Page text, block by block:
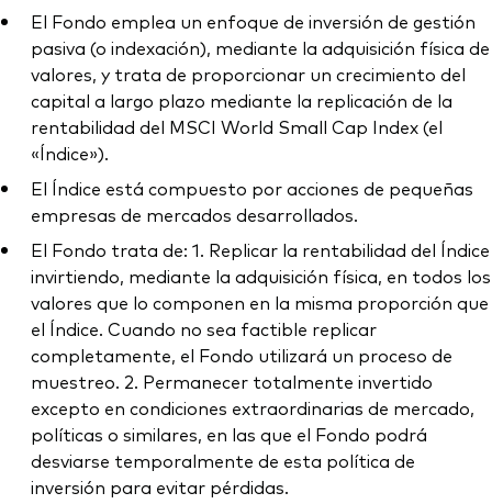
El Fondo emplea un enfoque de inversión de gestión
pasiva (o indexación), mediante la adquisición física de
valores, y trata de proporcionar un crecimiento del
capital a largo plazo mediante la replicación de la
rentabilidad del MSCI World Small Cap Index (el
«Índice»).
El Índice está compuesto por acciones de pequeñas
empresas de mercados desarrollados.
El Fondo trata de: 1. Replicar la rentabilidad del Índice
invirtiendo, mediante la adquisición física, en todos los
valores que lo componen en la misma proporción que
el Índice. Cuando no sea factible replicar
completamente, el Fondo utilizará un proceso de
muestreo. 2. Permanecer totalmente invertido
excepto en condiciones extraordinarias de mercado,
políticas o similares, en las que el Fondo podrá
desviarse temporalmente de esta política de
inversión para evitar pérdidas.